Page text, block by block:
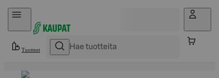
Hyppää sisältöön
Tuotteet